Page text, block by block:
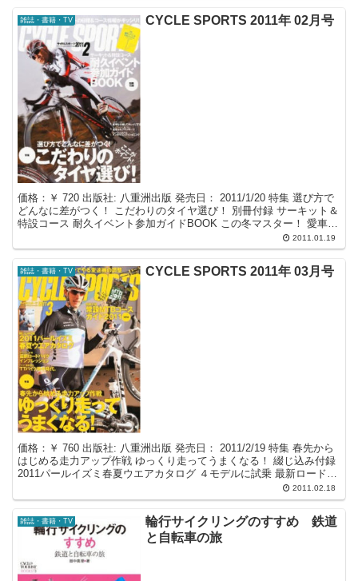
雑誌・書籍・TV CYCLE SPORTS 2011年 02月号
価格：￥ 720 出版社: 八重洲出版 発売日： 2011/1/20 特集 選び方で
どんなに差がつく！ こだわりのタイヤ選び！ 別冊付録 サーキット＆
特設コース 耐久イベント参加ガイドBOOK この冬マスター！ 愛車を
2011.01.19
雑誌・書籍・TV CYCLE SPORTS 2011年 03月号
価格：￥ 760 出版社: 八重洲出版 発売日： 2011/2/19 特集 春先から
はじめる走力アップ作戦 ゆっくり走ってうまくなる！ 綴じ込み付録
2011パールイズミ春夏ウエアカタログ ４モデルに試乗 最新ロードバ
2011.02.18
雑誌・書籍・TV
輪行サイクリングのすすめ 鉄道
と自転車の旅